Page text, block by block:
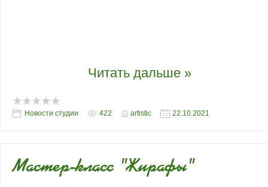
Читать дальше »
Новости студии 422 artistic 22.10.2021
Мастер-класс "Жирафы"